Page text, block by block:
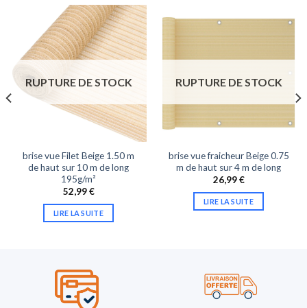
RUPTURE DE STOCK
brise vue Filet Beige 1.50 m
de haut sur 10 m de long
195g/m²
52,99€
LIRE LA SUITE
RUPTURE DE STOCK
brise vue fraicheur Beige 0.75
m de haut sur 4 m de long
26,99€
LIRE LA SUITE